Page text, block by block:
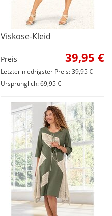
Viskose-Kleid
Preis 39,95 €
Letzter niedrigster Preis: 39,95 €
Ursprünglich: 69,95 €